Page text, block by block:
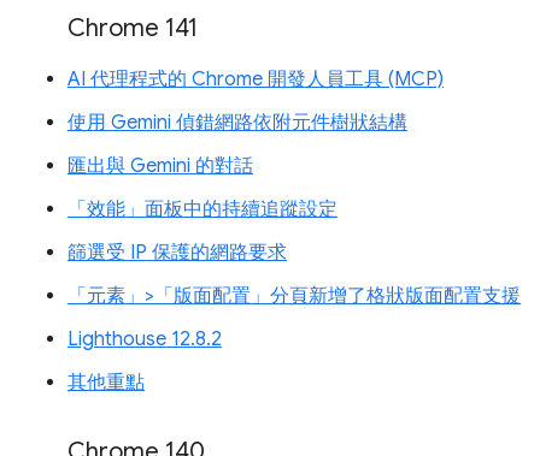
Chrome 141
AI 代理程式的 Chrome 開發人員工具 (MCP)
使用 Gemini 偵錯網路依附元件樹狀結構
匯出與 Gemini 的對話
「效能」面板中的持續追蹤設定
篩選受 IP 保護的網路要求
「元素」>「版面配置」分頁新增了格狀版面配置支援
Lighthouse 12.8.2
其他重點